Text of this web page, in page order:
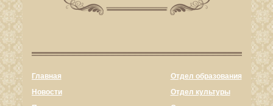
Главная
Новости
Отдел образования
Отдел культуры